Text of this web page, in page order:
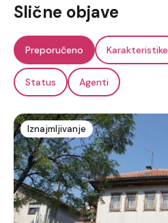
Slične objave
Preporučeno Karakteristike
Status Agenti
Iznajmljivanje